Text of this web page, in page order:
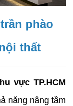
phào
thất
vực TP.HCM
năng nâng tầm